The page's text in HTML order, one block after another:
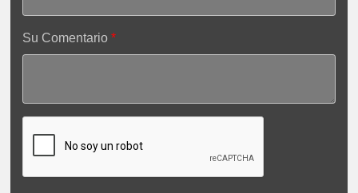
Su Comentario